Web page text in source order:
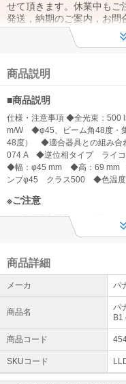
せて頂きます。休業中もご
発送，納期のご案内，お問
休業前発送分のご注文受付
休業前の発送を8月5日午前
メーカーの在庫状況について
現在欠品が相次いでおりま
期をお問い合わせください
弊社を騙った偽サイトにご
当店運営会社を騙った偽サ
様と偽サイト間でのトラ
負いかねますので、ご注意
インボイス対応の領収書に
s://kaago.com/static/help/
在庫について
当店で取り扱っておりま
ーの在庫が欠品している可
りますようお願い申し上
商品説明
■商品説明
仕様・注意事項 ◆全光束：
m/W ◆φ45、ビーム角48度
48度） ◆適合器具との組み合
074 A ◆逆位相タイプ ライコ
◆幅：φ45 mm ◆高：69 mm
ンプφ45 クラス500 ◆色温度
※ご注意
■■■必ず適合器具でご使用くだ
ル・ご変更・商品交換・ご返
ルでご相談ください。 ■当社は
します。メーカーに在庫がある
にて出荷いたします。 メーカ
ていただきますので、必ずメ
商品詳細
メーカ パ
商品名
パ
B1
商品コード
SKUコード